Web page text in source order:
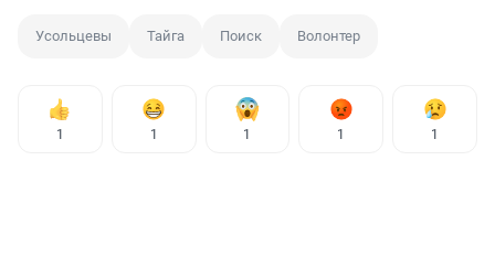
Усольцевы Тайга Поиск Волонтер
1 1 1 1 1